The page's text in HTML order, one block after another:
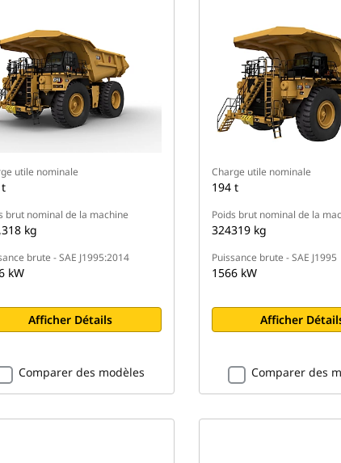
utile nominale
t
brut nominal de la machine
kg
brute - SAE J1995:2014
kW
Afficher Détails
Comparer des modèles
Charge utile nominale
194 t
Poids brut nominal de la
324319 kg
Puissance brute - SAE J1995
1566 kW
Afficher
Comparer des